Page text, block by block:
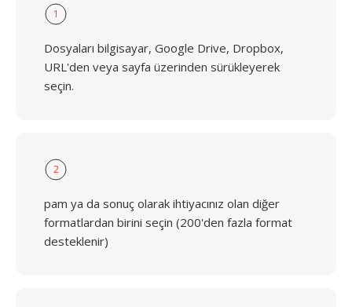
1
Dosyaları bilgisayar, Google Drive, Dropbox,
URL'den veya sayfa üzerinden sürükleyerek
seçin.
2
pam ya da sonuç olarak ihtiyacınız olan diğer
formatlardan birini seçin (200'den fazla format
desteklenir)